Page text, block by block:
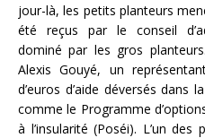
jour-là, les petits planteurs
été reçus par le conseil
dominé par les gros
Alexis Gouyé, un
d’euros d’aide déversés dans
comme le Programme
à l’insularité (Poséi). L’un